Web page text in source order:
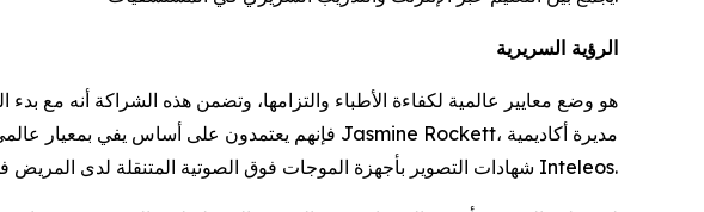
الرؤية السريرية
شهادات التصوير بأجهزة الموجات فوق الصوتية المتنقلة لدى المريض في Inteleos.